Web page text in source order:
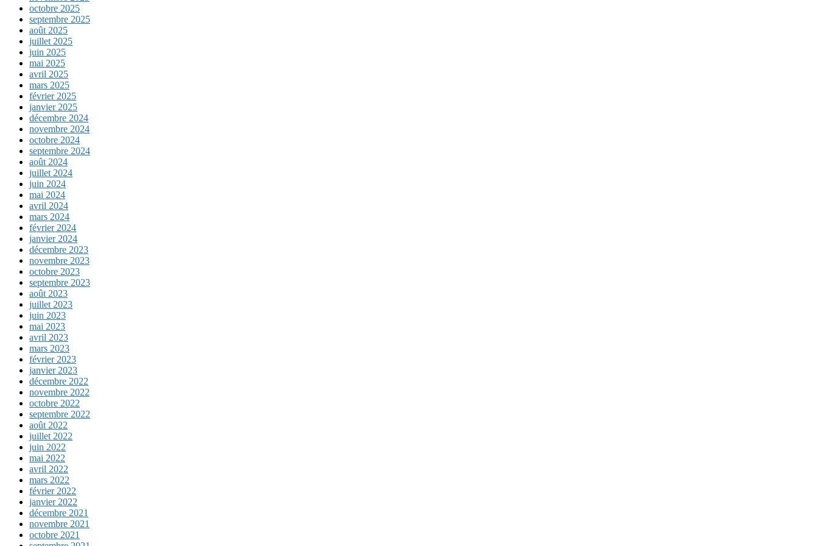
octobre 2025
septembre 2025
août 2025
juillet 2025
juin 2025
mai 2025
avril 2025
mars 2025
février 2025
janvier 2025
décembre 2024
novembre 2024
octobre 2024
septembre 2024
août 2024
juillet 2024
juin 2024
mai 2024
avril 2024
mars 2024
février 2024
janvier 2024
décembre 2023
novembre 2023
octobre 2023
septembre 2023
août 2023
juillet 2023
juin 2023
mai 2023
avril 2023
mars 2023
février 2023
janvier 2023
décembre 2022
novembre 2022
octobre 2022
septembre 2022
août 2022
juillet 2022
juin 2022
mai 2022
avril 2022
mars 2022
février 2022
janvier 2022
décembre 2021
novembre 2021
octobre 2021